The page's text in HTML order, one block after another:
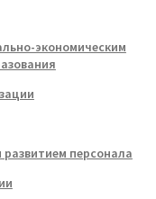
экономическим
персонала